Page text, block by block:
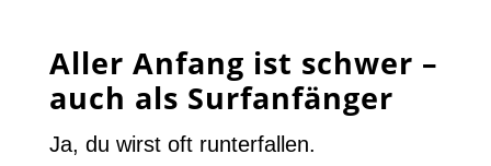
Aller Anfang ist schwer –
auch als Surfanfänger
Ja, du wirst oft runterfallen.